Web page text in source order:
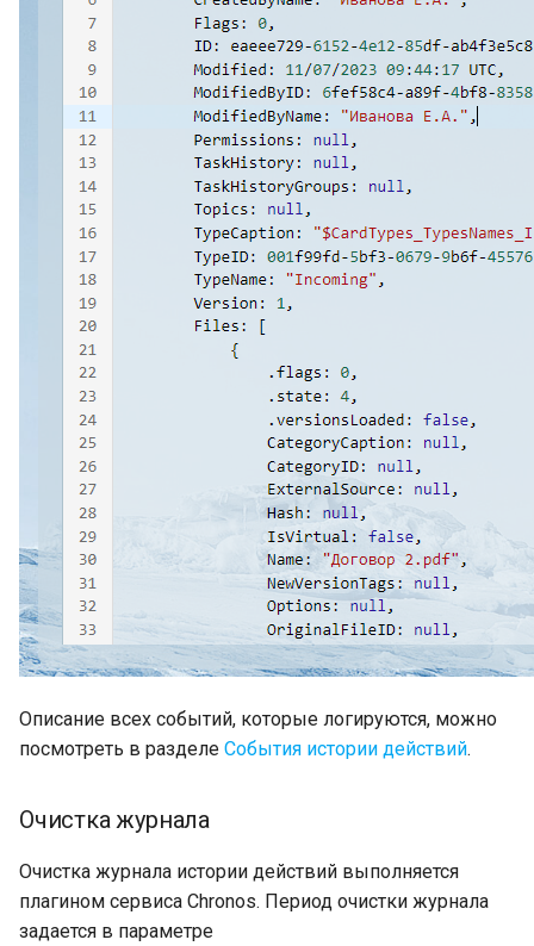
Описание всех событий, которые логируются, можно
посмотреть в разделе События истории действий.
Очистка журнала
Очистка журнала истории действий выполняется
плагином сервиса Chronos. Период очистки журнала
задается в параметре